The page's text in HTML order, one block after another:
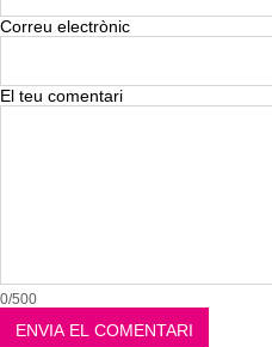
Correu electrònic
El teu comentari
0/500